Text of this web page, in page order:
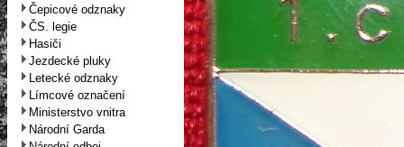
Čepicové odznaky
ČS. legie
Hasiči
Jezdecké pluky
Letecké odznaky
Límcové označení
Ministerstvo vnitra
Národní Garda